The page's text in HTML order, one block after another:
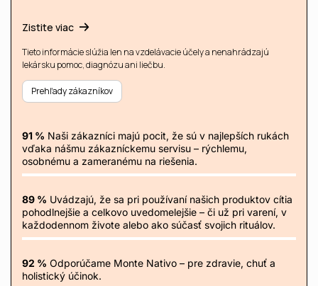
Zistite viac
Tieto informácie slúžia len na vzdelávacie účely a nenahrádzajú
lekársku pomoc, diagnózu ani liečbu.
Prehľady zákazníkov
91 % Naši zákazníci majú pocit, že sú v najlepších rukách
vďaka nášmu zákazníckemu servisu – rýchlemu,
osobnému a zameranému na riešenia.
89 % Uvádzajú, že sa pri používaní našich produktov cítia
pohodlnejšie a celkovo uvedomelejšie – či už pri varení, v
každodennom živote alebo ako súčasť svojich rituálov.
92 % Odporúčame Monte Nativo – pre zdravie, chuť a
holistický účinok.